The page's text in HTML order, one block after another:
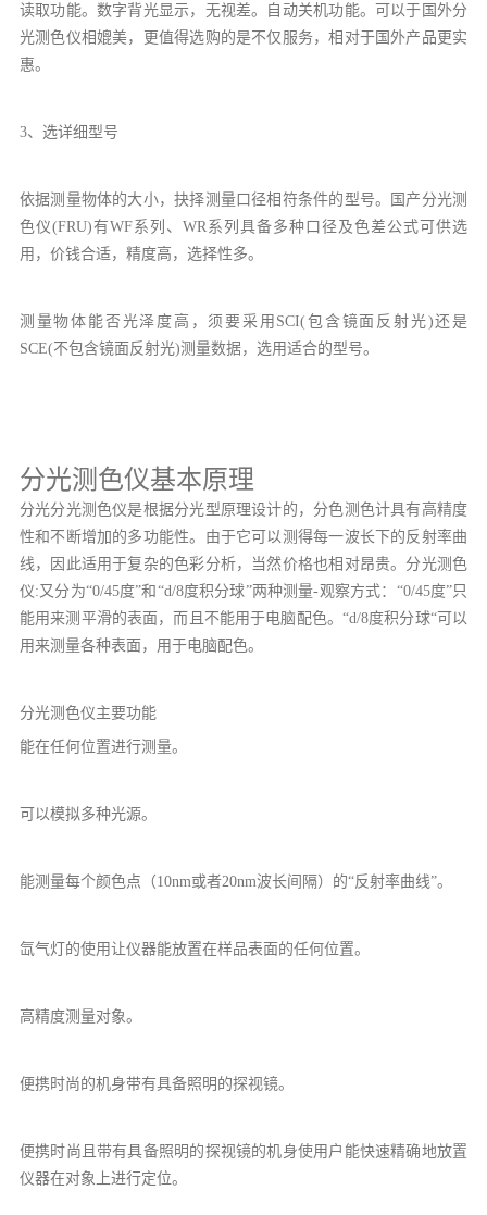
读取功能。数字背光显示，无视差。自动关机功能。可以于国外分
光测色仪相媲美，更值得选购的是不仅服务，相对于国外产品更实
惠。
3、选详细型号
依据测量物体的大小，抉择测量口径相符条件的型号。国产分光测
色仪(FRU)有WF系列、WR系列具备多种口径及色差公式可供选
用，价钱合适，精度高，选择性多。
测量物体能否光泽度高，须要采用SCI(包含镜面反射光)还是
SCE(不包含镜面反射光)测量数据，选用适合的型号。
分光测色仪基本原理
分光分光测色仪是根据分光型原理设计的，分色测色计具有高精度
性和不断增加的多功能性。由于它可以测得每一波长下的反射率曲
线，因此适用于复杂的色彩分析，当然价格也相对昂贵。分光测色
仪:又分为“0/45度”和“d/8度积分球”两种测量-观察方式：“0/45度”只
能用来测平滑的表面，而且不能用于电脑配色。“d/8度积分球“可以
用来测量各种表面，用于电脑配色。
分光测色仪主要功能
能在任何位置进行测量。
可以模拟多种光源。
能测量每个颜色点（10nm或者20nm波长间隔）的“反射率曲线”。
氙气灯的使用让仪器能放置在样品表面的任何位置。
高精度测量对象。
便携时尚的机身带有具备照明的探视镜。
便携时尚且带有具备照明的探视镜的机身使用户能快速精确地放置
仪器在对象上进行定位。